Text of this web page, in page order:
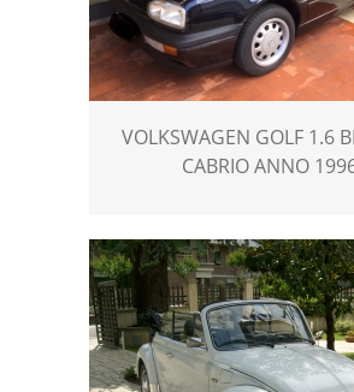
VOLKSWAGEN GOLF 1.6
CABRIO ANNO